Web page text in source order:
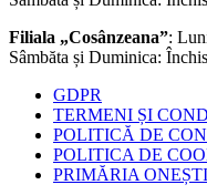
Filiala „Cosânzeana”:
Sâmbăta și Duminica: Închis
GDPR
TERMENI ȘI
POLITICĂ DE
POLITICA DE
PRIMĂRIA ONEȘTI